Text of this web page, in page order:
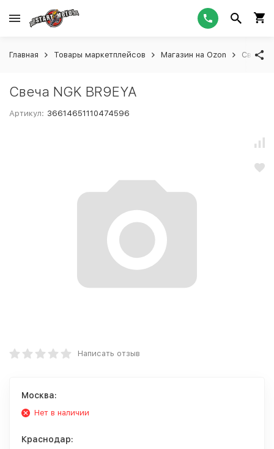
Главная Товары маркетплейсов Магазин на Ozon Свеча
Свеча NGK BR9EYA
Артикул: 36614651110474596
Написать отзыв
Москва:
Нет в наличии
Краснодар: